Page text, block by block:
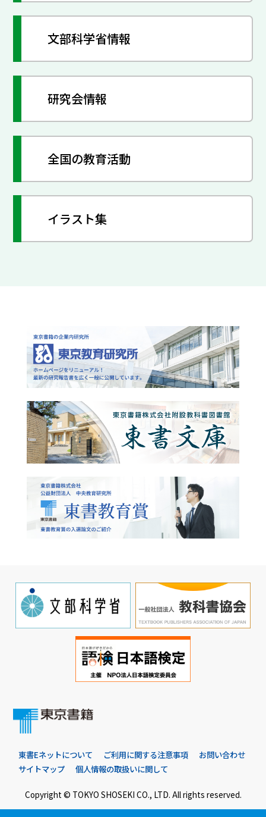
文部科学省情報
研究会情報
全国の教育活動
イラスト集
東書Eネットについて ご利用に関する注意事項
お問い合わせ
サイトマップ
個人情報の取扱いに関して
Copyright © TOKYO SHOSEKI CO., LTD. All rights reserved.